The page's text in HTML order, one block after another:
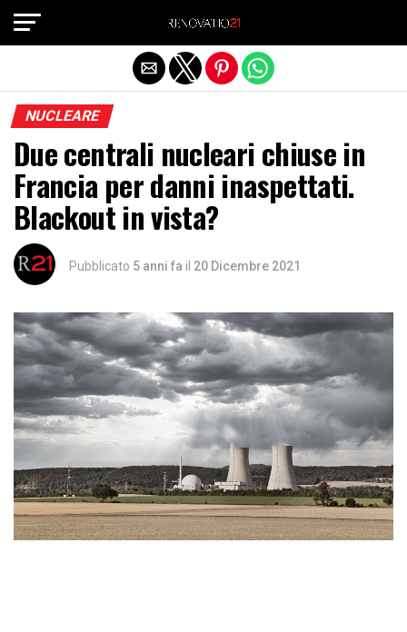
NUCLEARE
Due centrali nucleari chiuse in
Francia per danni inaspettati.
Blackout in vista?
Pubblicato 5 anni fa il 20 Dicembre 2021
Exit mobile version